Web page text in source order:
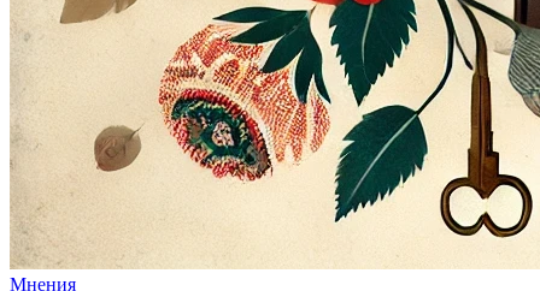
Мнения